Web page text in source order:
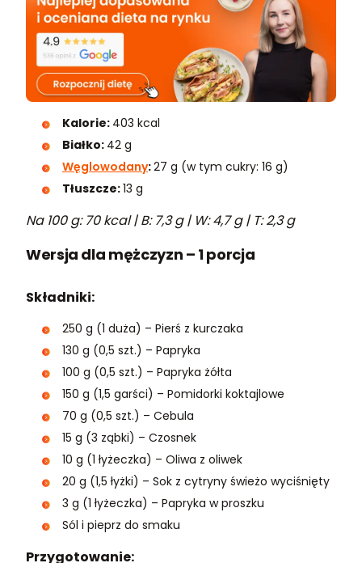
Kalorie: 403 kcal
Białko: 42 g
Węglowodany:27 g (w tym cukry: 16 g)
Tłuszcze:13 g
Na 100 g: 70 kcal | B: 7,3 g | W: 4,7 g | T: 2,3 g
Wersja dla mężczyzn – 1 porcja
Składniki:
250 g (1 duża) – Pierś z kurczaka
130 g (0,5 szt.) – Papryka
100 g (0,5 szt.) – Papryka żółta
150 g (1,5 garści) – Pomidorki koktajlowe
70 g (0,5 szt.) – Cebula
15 g (3 ząbki) – Czosnek
10 g (1 łyżeczka) – Oliwa z oliwek
20 g (1,5 łyżki) – Sok z cytryny świeżo wyciśnięty
3 g (1 łyżeczka) – Papryka w proszku
Sól i pieprz do smaku
Przygotowanie: